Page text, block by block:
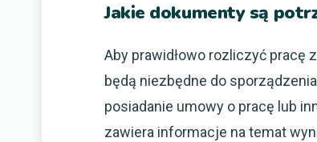
Jakie dokumenty są
Aby prawidłowo rozliczyć pracę
będą niezbędne do
posiadanie umowy o pracę lub
zawiera informacje na temat